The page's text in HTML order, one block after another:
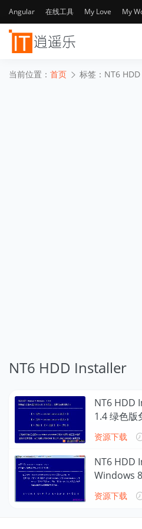
Angular 在线工具 My Love My
当前位置： 首页 标签：NT6
NT6 HDD Installer
NT6 HDD
1.4 绿色版
资源下载
NT6 HDD
Windows
具，附安装
资源下载